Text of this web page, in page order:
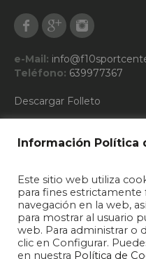
FacebookGoogle Plus
e-Mail:
Teléfono: 639977367
Descargar Folleto
10:15 - T.A.F.
20:45 - GAP
Información Política
Este sitio web utiliza
para fines
navegación en la web,
para mostrar al usuario
web. Para administrar o
clic en Configurar.
en nuestra Política de